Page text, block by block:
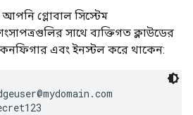
গ্লোবাল সিস্টেম
সাথে ব্যক্তিগত ক্লাউডের
এবং ইনস্টল করে থাকেন: